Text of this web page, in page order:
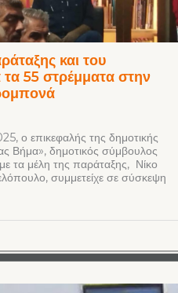
και του
τα 55 στρέμματα στην
ο επικεφαλής της δημοτικής
Βήμα», δημοτικός σύμβουλος
με τα μέλη της παράταξης, Νίκο
συμμετείχε σε σύσκεψη